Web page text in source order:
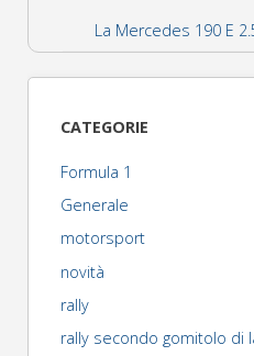
La Mercedes 190 E
CATEGORIE
Formula 1
Generale
motorsport
novità
rally
rally secondo gomitolo di